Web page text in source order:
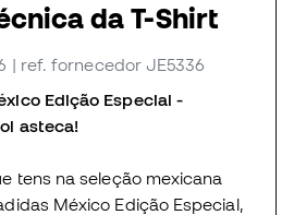
da T-Shirt
| ref. fornecedor JE5336
Edição Especial -
asteca!
tens na seleção mexicana
México Edição Especial,